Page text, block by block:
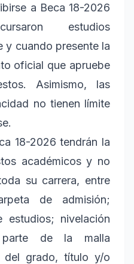
a Beca 18-2026
estudios
y cuando presente la
oficial que apruebe
Asimismo, las
no tienen límite
18-2026 tendrán la
académicos y no
su carrera, entre
de admisión;
estudios; nivelación
de la malla
del grado, título y/o